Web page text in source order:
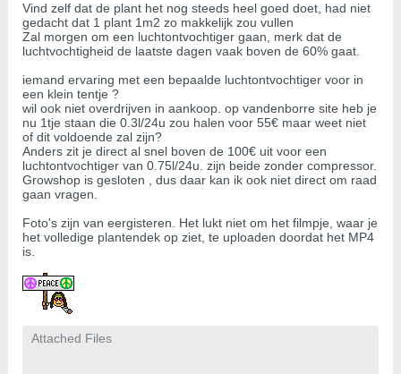
Vind zelf dat de plant het nog steeds heel goed doet, had niet
gedacht dat 1 plant 1m2 zo makkelijk zou vullen
Zal morgen om een luchtontvochtiger gaan, merk dat de
luchtvochtigheid de laatste dagen vaak boven de 60% gaat.
iemand ervaring met een bepaalde luchtontvochtiger voor in
een klein tentje ?
wil ook niet overdrijven in aankoop. op vandenborre site heb je
nu 1tje staan die 0.3l/24u zou halen voor 55€ maar weet niet
of dit voldoende zal zijn?
Anders zit je direct al snel boven de 100€ uit voor een
luchtontvochtiger van 0.75l/24u. zijn beide zonder compressor.
Growshop is gesloten , dus daar kan ik ook niet direct om raad
gaan vragen.
Foto's zijn van eergisteren. Het lukt niet om het filmpje, waar je
het volledige plantendek op ziet, te uploaden doordat het MP4
is.
Attached Files